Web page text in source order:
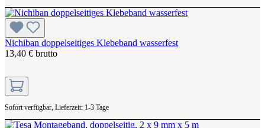
Nichiban doppelseitiges Klebeband wasserfest
13,40 € brutto
Sofort verfügbar, Lieferzeit: 1-3 Tage